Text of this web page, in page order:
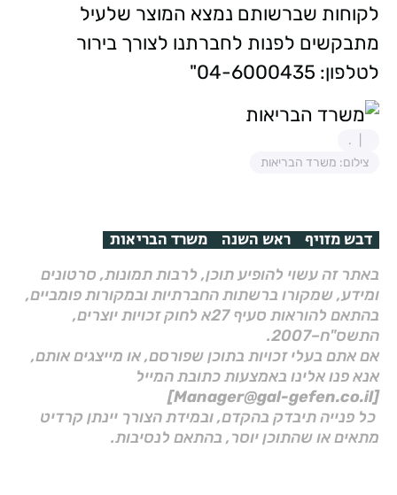
לקוחות שברשותם נמצא המוצר שלעיל
מתבקשים לפנות לחברתנו לצורך בירור
לטלפון: 04-6000435"
.
צילום: משרד הבריאות
דבש מזויף ראש השנה משרד הבריאות
באתר זה עשוי להופיע תוכן, לרבות תמונות, סרטונים
ומידע, שמקורו ברשתות החברתיות ובמקורות פומביים,
בהתאם להוראות סעיף 27א לחוק זכויות יוצרים,
התשס"ח–2007.
אם אתם בעלי זכויות בתוכן שפורסם, או מייצגים אותם,
אנא פנו אלינו באמצעות כתובת המייל
[Manager@gal-gefen.co.il]
כל פנייה תיבדק בהקדם, ובמידת הצורך יינתן קרדיט
מתאים או שהתוכן יוסר, בהתאם לנסיבות.